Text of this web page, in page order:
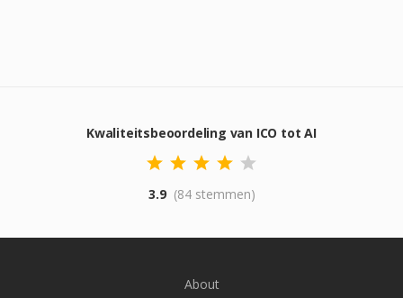
Kwaliteitsbeoordeling van ICO tot AI
3.9 (84 stemmen)
About